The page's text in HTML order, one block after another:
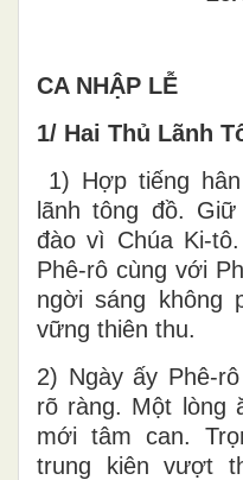
CA NHẬP LỄ
1/ Hai Thủ Lãnh
1) Hợp tiếng
lãnh tông đồ.
đào vì Chúa Ki-
Phê-rô cùng với
ngời sáng không
vững thiên thu.
2) Ngày ấy Phê-
rõ ràng. Một lòng
mới tâm can.
trung kiên vượt